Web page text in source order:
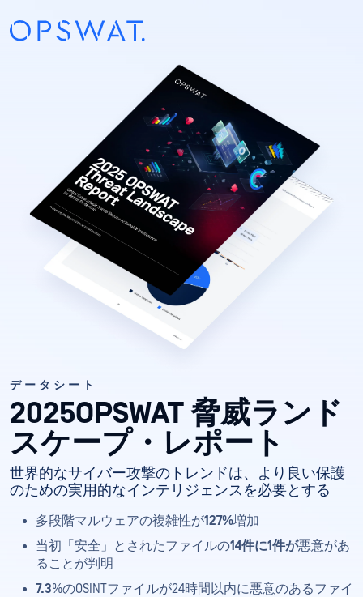
データシート
2025OPSWAT 脅威ランド
スケープ・レポート
世界的なサイバー攻撃のトレンドは、より良い保護
のための実用的なインテリジェンスを必要とする
多段階マルウェアの複雑性が127%増加
当初「安全」とされたファイルの14件に1件が悪意があ
ることが判明
7.3%のOSINTファイルが24時間以内に悪意のあるファイ